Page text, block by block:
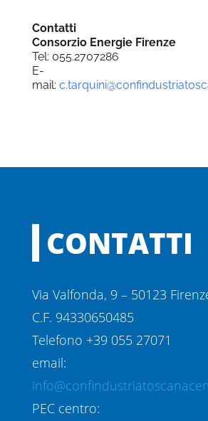
Contatti
Consorzio Energie Firenze
Tel: 055.2707286
E-
mail:
CONTATTI
Via Valfonda, 9 – 50123
C.F. 94330650485
Telefono +39 055 27071
email:
PEC centro: